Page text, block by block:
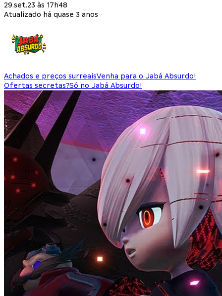
29.set.23 às 17h48
Atualizado há quase 3 anos
Achados e preços surreaisVenha para o Jabá Absurdo!
Ofertas secretas?Só no Jabá Absurdo!